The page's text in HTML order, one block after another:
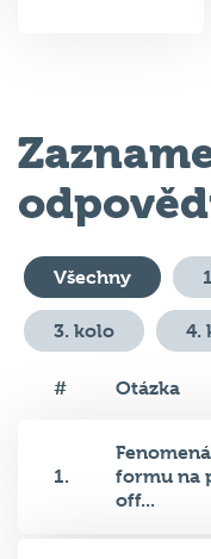
Všechny
3. kolo 4.
# Otázka
1.
formu na
off...